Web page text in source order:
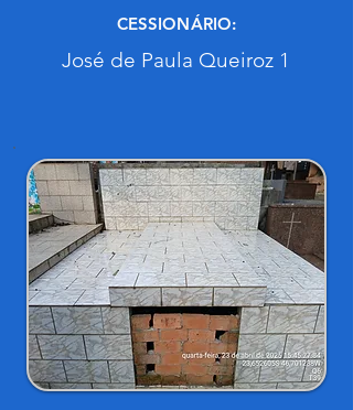
CESSIONÁRIO:
José de Paula Queiroz 1